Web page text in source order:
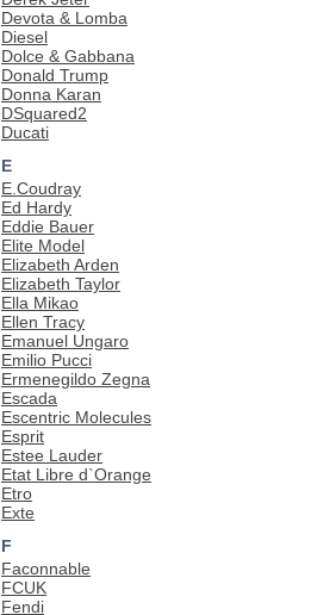
Devota & Lomba
Diesel
Dolce & Gabbana
Donald Trump
Donna Karan
DSquared2
Ducati
E
E.Coudray
Ed Hardy
Eddie Bauer
Elite Model
Elizabeth Arden
Elizabeth Taylor
Ella Mikao
Ellen Tracy
Emanuel Ungaro
Emilio Pucci
Ermenegildo Zegna
Escada
Escentric Molecules
Esprit
Estee Lauder
Etat Libre d`Orange
Etro
Exte
F
Faconnable
FCUK
Fendi